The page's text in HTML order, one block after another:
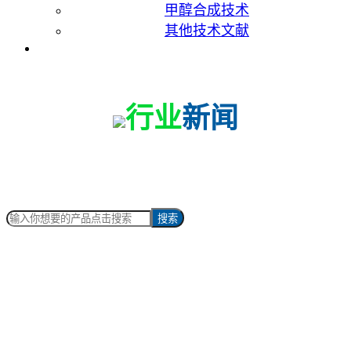
甲醇合成技术
其他技术文献
行业新闻
搜索